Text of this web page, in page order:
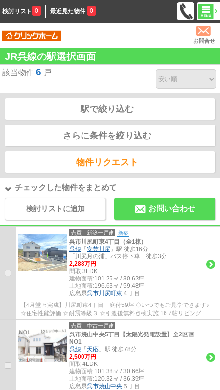
検討リスト 0 最近見た物件 0
お問合せ
JR呉線の駅選択画面
該当物件 6 戸
駅で絞り込む
さらに条件を絞り込む
物件リクエスト
チェックした物件をまとめて
検討リストに追加 お問い合わせ
売買｜新築一戸建 新築
呉市川尻町東4丁目（全1棟）
呉線 「 安芸川尻 」駅 徒歩16分
「川尻月の浦」バス停下車 徒歩3分
2,288万円
間取:3LDK
建物面積:101.25㎡ / 30.62坪
土地面積:196.63㎡ / 59.48坪
広島県呉市川尻町東 ４丁目
【4月堂々完成】川尻町東4丁目 庭付59坪 ◇いつでもご見学できます♪
☆住宅性能評価 ☆耐震等級３ ☆引渡後無料点検実施 16.7帖リビング
3LDK 駐車並列2台 全居室収納 小屋根裏収納 防犯...
売買｜中古一戸建
呉市焼山中央5丁目【太陽光発電設置】全2区画
NO1
呉線 「 天応 」駅 徒歩78分
2,500万円
間取:4LDK
建物面積:101.38㎡ / 30.66坪
土地面積:120.32㎡ / 36.39坪
広島県呉市焼山中央 ５丁目